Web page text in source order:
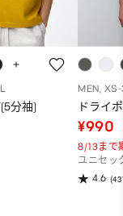
分袖)
MEN,
ドライ
¥990
8/13まで
ユニセッ
4.6